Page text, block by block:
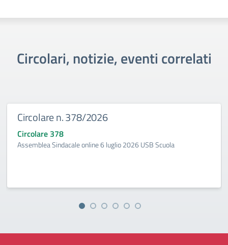
Circolari, notizie, eventi correlati
Circolare n. 378/2026
Circolare 378
Assemblea Sindacale online 6 luglio 2026 USB Scuola